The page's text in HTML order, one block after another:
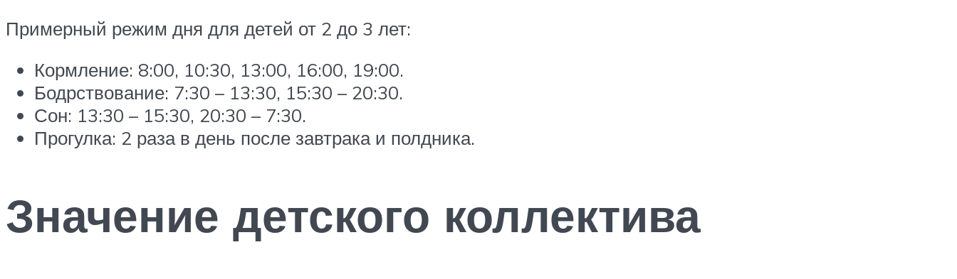
Примерный режим дня для детей от 2 до 3 лет:
Кормление: 8:00, 10:30, 13:00, 16:00, 19:00.
Бодрствование: 7:30 – 13:30, 15:30 – 20:30.
Сон: 13:30 – 15:30, 20:30 – 7:30.
Прогулка: 2 раза в день после завтрака и полдника.
Значение детского коллектива